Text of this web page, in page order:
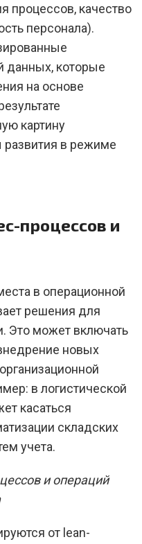
процессов, качество
персонала).
данных, которые
на основе
картину
в режиме
процессов и
в операционной
решения для
Это может включать
новых
в логистической
касаться
складских
учета.
от lean-